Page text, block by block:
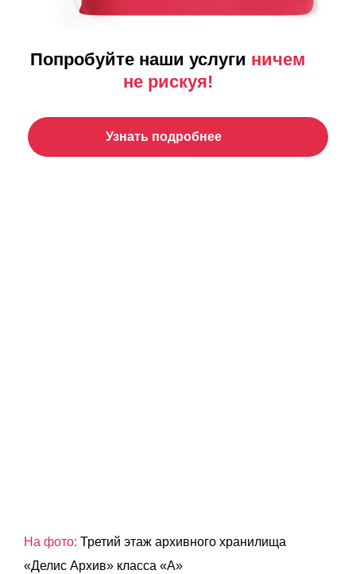
Попробуйте наши услуги ничем
не рискуя!
Узнать подробнее
На фото: Третий этаж архивного хранилища
«Делис Архив» класса «А»